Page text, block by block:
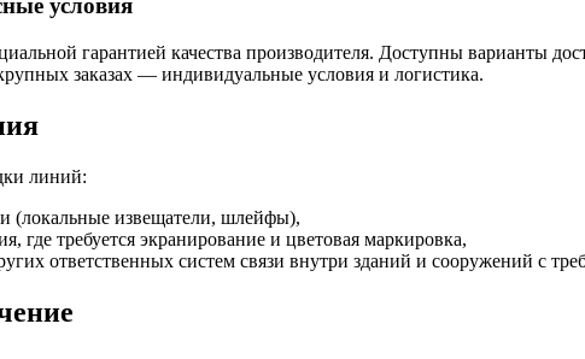
условия
гарантией качества производителя. Доступны варианты
заказах — индивидуальные условия и логистика.
линий:
(локальные извещатели, шлейфы),
где требуется экранирование и цветовая маркировка,
ответственных систем связи внутри зданий и сооружений с